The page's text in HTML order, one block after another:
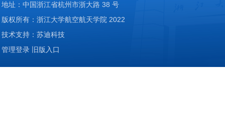
地址：中国浙江省杭州市浙大路 38 号
版权所有：浙江大学航空航天学院 2022
技术支持：苏迪科技
管理登录 旧版入口